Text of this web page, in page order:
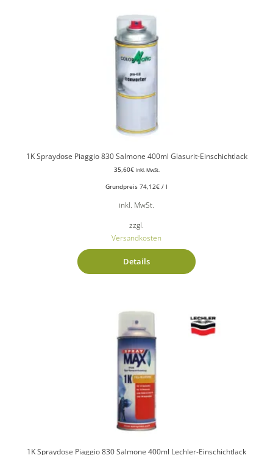
1K Spraydose Piaggio 830 Salmone 400ml Glasurit-Einschichtlack
35,60€ inkl. MwSt.
Grundpreis 74,12€ / l
inkl. MwSt.
zzgl.
Versandkosten
Details
1K Spraydose Piaggio 830 Salmone 400ml Lechler-Einschichtlack